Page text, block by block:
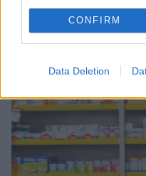
CONFIRM
Data Deletion
vienu metu su
atskirų preparatų